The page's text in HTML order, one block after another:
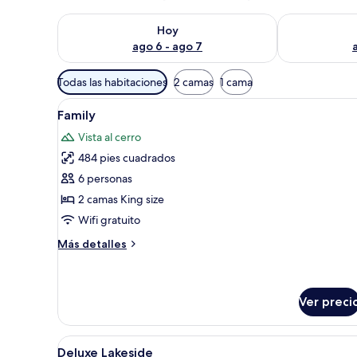
Hoy
ago 6 - ago 7
Consulta la disponibilidad para hoy ago 6 - ago 7
Consulta la
Filtros
disponibles
para
habitaciones
Todas las habitaciones 2 camas 1 cama
Abrir
todas
las
fotos
de
Family
Habitación de hotel con una
4
Family
Vista al cerro
484 pies cuadrados
6 personas
2 camas King size
Wifi gratuito
Más detalles
Más
Ver
Abrir
Una habitación de hotel
4
Deluxe Lakeside